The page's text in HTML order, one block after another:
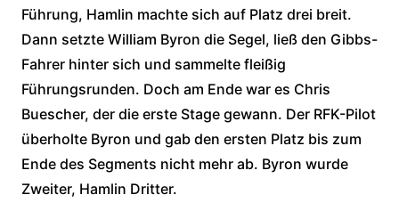
Führung, Hamlin machte sich auf Platz drei breit.
Dann setzte William Byron die Segel, ließ den Gibbs-
Fahrer hinter sich und sammelte fleißig
Führungsrunden. Doch am Ende war es Chris
Buescher, der die erste Stage gewann. Der RFK-Pilot
überholte Byron und gab den ersten Platz bis zum
Ende des Segments nicht mehr ab. Byron wurde
Zweiter, Hamlin Dritter.